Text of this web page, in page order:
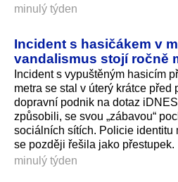
minulý týden
Incident s hasičákem v
vandalismus stojí ročně
Incident s vypuštěným hasicím
metra se stal v úterý krátce
dopravní podnik na dotaz
způsobili, se svou „zábavou“
sociálních sítích. Policie identitu
se později řešila jako přestupek.
minulý týden